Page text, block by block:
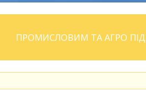
ПРОМИСЛОВИМ ТА АГРО